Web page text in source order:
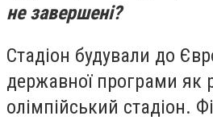
не завершені?
Стадіон будували до
державної програми як
олімпійський стадіон.